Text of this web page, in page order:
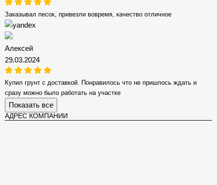
Заказывал песок, привезли вовремя, качество отличное
Алексей
29.03.2024
Купил грунт с доставкой. Понравилось что не пришлось ждать и
сразу можно было работать на участке
Показать все
АДРЕС КОМПАНИИ